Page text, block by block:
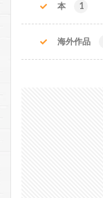
本 1
海外作品